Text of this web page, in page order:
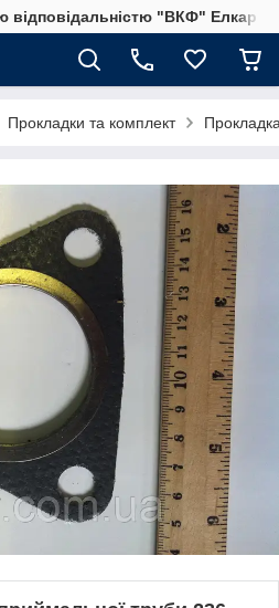
"ВКФ" Елкар"
Прокладки та комплект